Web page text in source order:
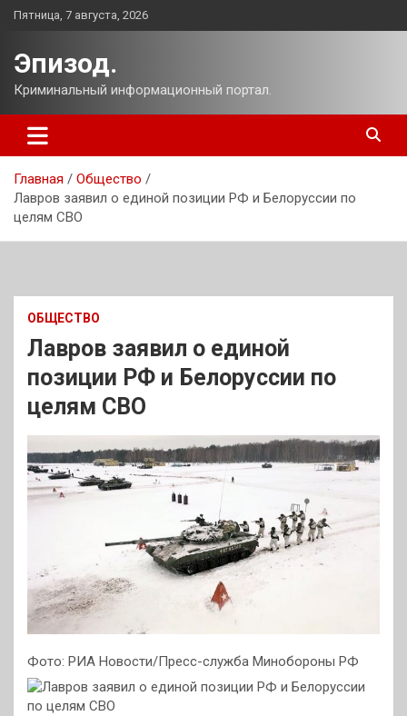
Перейти
Пятница, 7 августа, 2026
Эпизод.
Криминальный информационный портал.
Главная
Общество
Лавров заявил о единой позиции РФ и Белоруссии по
целям СВО
ОБЩЕСТВО
Лавров заявил о единой
позиции РФ и Белоруссии по
целям СВО
Фото: РИА Новости/Пресс-служба Минобороны РФ